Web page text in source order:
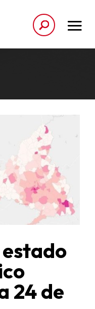
24 de